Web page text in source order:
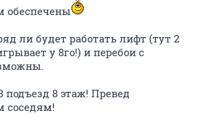
обеспечены
ли будет работать лифт (тут 2
у 8го!) и перебои с
подъезд 8 этаж! Превед
соседям!